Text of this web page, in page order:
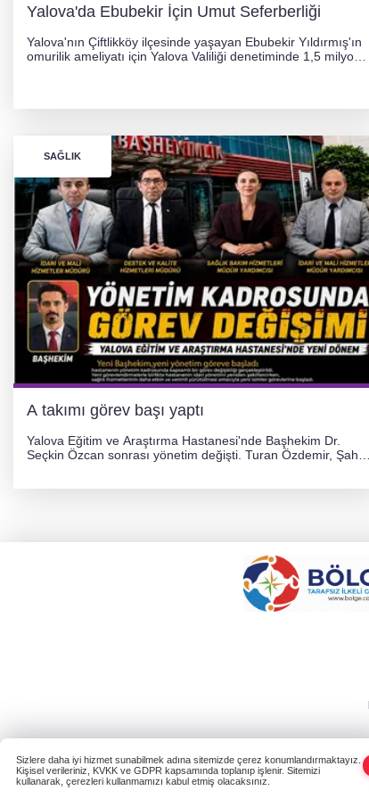
Yalova'da Ebubekir İçin Umut Seferberliği
Yalova'nın Çiftlikköy ilçesinde yaşayan Ebubekir Yıldırmış'ın
omurilik ameliyatı için Yalova Valiliği denetiminde 1,5 milyon
SAĞLIK
A takımı görev başı yaptı
Yalova Eğitim ve Araştırma Hastanesi'nde Başhekim Dr.
Seçkin Özcan sonrası yönetim değişti. Turan Özdemir, Şahin
Sizlere daha iyi hizmet sunabilmek adına sitemizde çerez konumlandırmaktayız.
Kişisel verileriniz, KVKK ve GDPR kapsamında toplanıp işlenir. Sitemizi
kullanarak, çerezleri kullanmamızı kabul etmiş olacaksınız.